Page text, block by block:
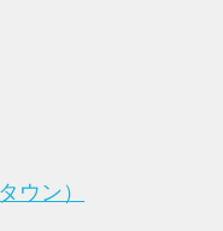
ウン）